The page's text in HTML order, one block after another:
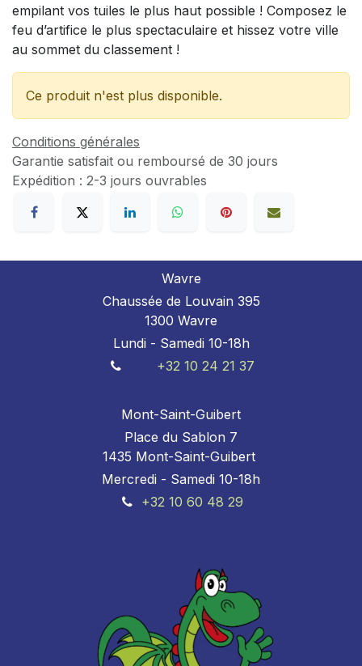
empilant vos tuiles le plus haut possible ! Composez le
feu d’artifice le plus spectaculaire et hissez votre ville
au sommet du classement !
Ce produit n'est plus disponible.
Conditions générales
Garantie satisfait ou remboursé de 30 jours
Expédition : 2-3 jours ouvrables
Wavre
Chaussée de Louvain 395
1300 Wavre
Lundi - Samedi 10-18h
+32 10 24 21 37
Mont-Saint-Guibert
Place du Sablon 7
1435 Mont-Saint-Guibert
Mercredi - Samedi 10-18h
+32 10 60 48 29